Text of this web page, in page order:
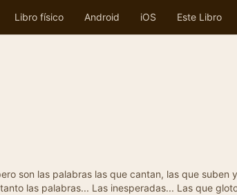
Libro físico Android iOS Este Libro
son las palabras las que cantan, las que
las palabras... Las inesperadas... Las que